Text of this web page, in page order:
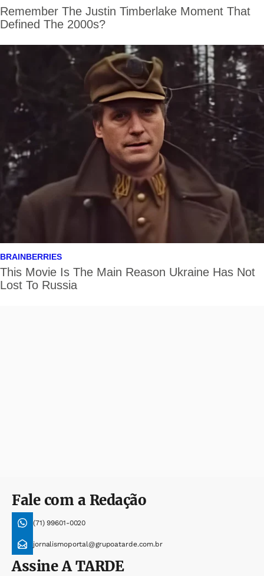
Fale com a Redação
(71) 99601-0020
jornalismoportal@grupoatarde.com.br
AssineA TARDE